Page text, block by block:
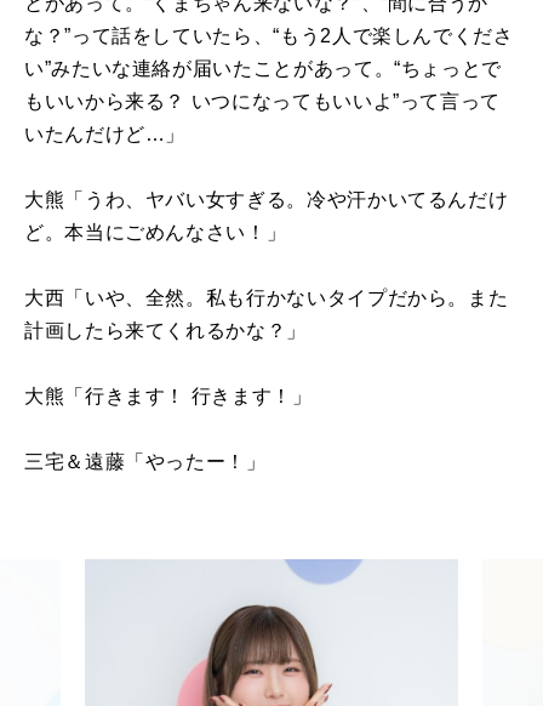
な？”って話をしていたら、“もう 2 人で楽しんでくださ
い”みたいな連絡が届いたことがあって。“ちょっとで
もいいから来る？ いつになってもいいよ”って言って
いたんだけど…」
大熊「うわ、ヤバい女すぎる。冷や汗かいてるんだけ
ど。本当にごめんなさい！」
大西「いや、全然。私も行かないタイプだから。また
計画したら来てくれるかな？」
大熊「行きます！ 行きます！」
三宅＆遠藤「やったー！」